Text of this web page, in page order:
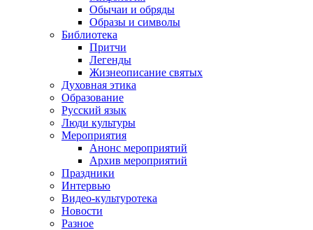
Обычаи и обряды
Образы и символы
Библиотека
Притчи
Легенды
Жизнеописание святых
Духовная этика
Образование
Русский язык
Люди культуры
Мероприятия
Анонс мероприятий
Архив мероприятий
Праздники
Интервью
Видео-культуротека
Новости
Разное